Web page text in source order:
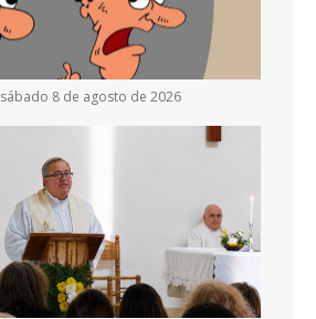
sábado 8 de agosto de 2026